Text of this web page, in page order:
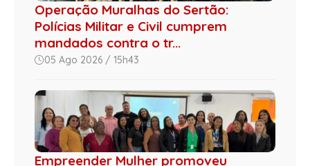
Operação Muralhas do Sertão:
Polícias Militar e Civil cumprem
mandados contra o tr...
05 Ago 2026 / 15h43
Empreender Mulher promoveu